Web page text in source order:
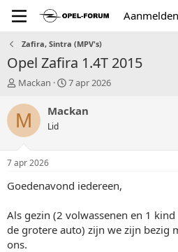
Aanmelden
Zafira, Sintra (MPV's)
Opel Zafira 1.4T 2015
T
p
i
a
r
r
Mackan
S
a
u
7 apr 2026
M Mackan
Lid
7 apr 2026
Goedenavond iedereen,
Als gezin (2 volwassenen en 1
de grotere auto) zijn we zijn bezig
ons.